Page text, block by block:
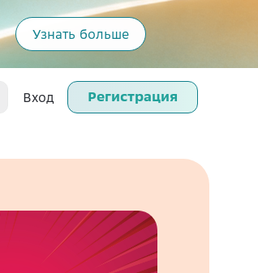
Узнать больше
Вход Регистрация